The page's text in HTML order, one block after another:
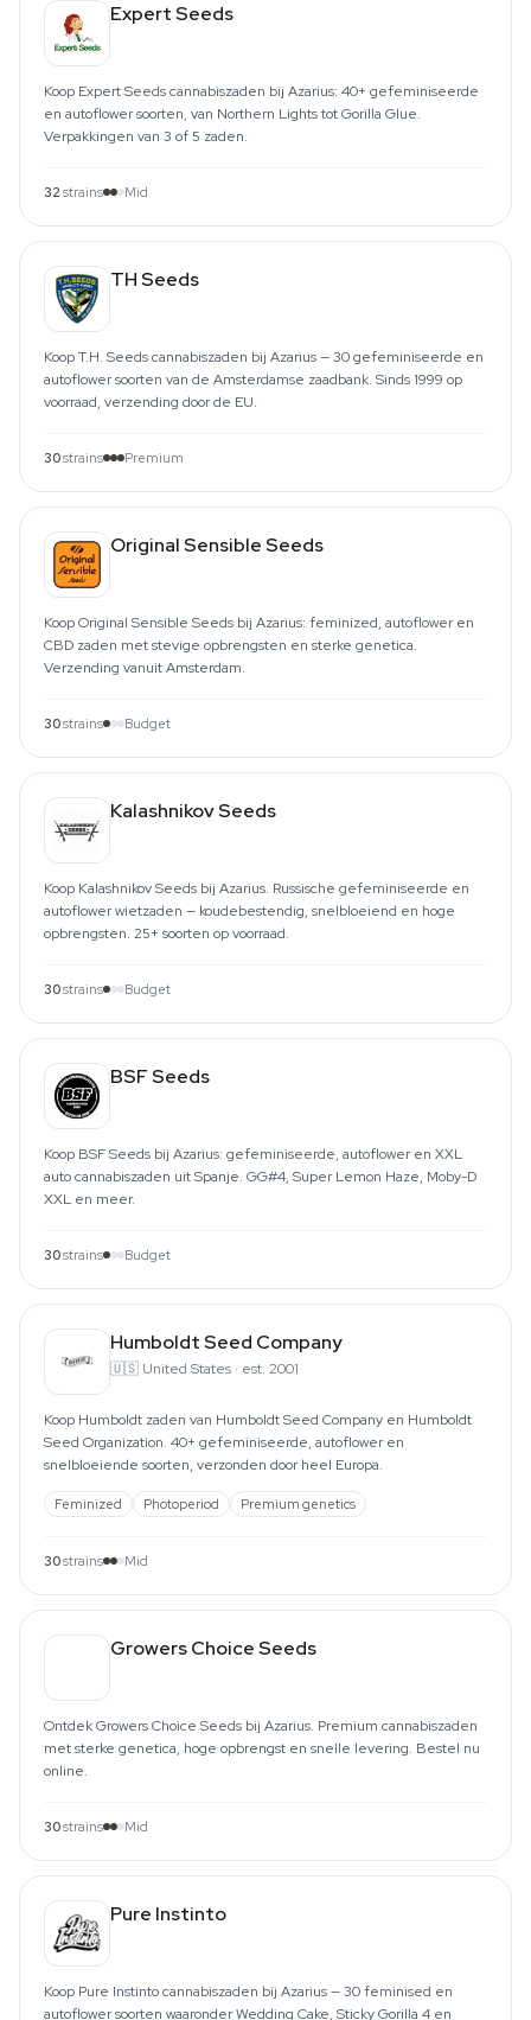
Expert Seeds
Koop Expert Seeds cannabiszaden bij Azarius: 40+ gefeminiseerde
en autoflower soorten, van Northern Lights tot Gorilla Glue.
Verpakkingen van 3 of 5 zaden.
32 strains Mid
TH Seeds
Koop T.H. Seeds cannabiszaden bij Azarius — 30 gefeminiseerde en
autoflower soorten van de Amsterdamse zaadbank. Sinds 1999 op
voorraad, verzending door de EU.
30strains Premium
Original Sensible Seeds
Koop Original Sensible Seeds bij Azarius: feminized, autoflower en
CBD zaden met stevige opbrengsten en sterke genetica.
Verzending vanuit Amsterdam.
30strains Budget
Kalashnikov Seeds
Koop Kalashnikov Seeds bij Azarius. Russische gefeminiseerde en
autoflower wietzaden — koudebestendig, snelbloeiend en hoge
opbrengsten. 25+ soorten op voorraad.
30strains Budget
BSF Seeds
Koop BSF Seeds bij Azarius: gefeminiseerde, autoflower en XXL
auto cannabiszaden uit Spanje. GG#4, Super Lemon Haze, Moby-D
XXL en meer.
30strains Budget
Humboldt Seed Company
🇺🇸 United States · est. 2001
Koop Humboldt zaden van Humboldt Seed Company en Humboldt
Seed Organization. 40+ gefeminiseerde, autoflower en
snelbloeiende soorten, verzonden door heel Europa.
Feminized Photoperiod Premium genetics
30strains Mid
Growers Choice Seeds
Ontdek Growers Choice Seeds bij Azarius. Premium cannabiszaden
met sterke genetica, hoge opbrengst en snelle levering. Bestel nu
online.
30strains Mid
Pure Instinto
Koop Pure Instinto cannabiszaden bij Azarius — 30 feminised en
autoflower soorten waaronder Wedding Cake, Sticky Gorilla 4 en